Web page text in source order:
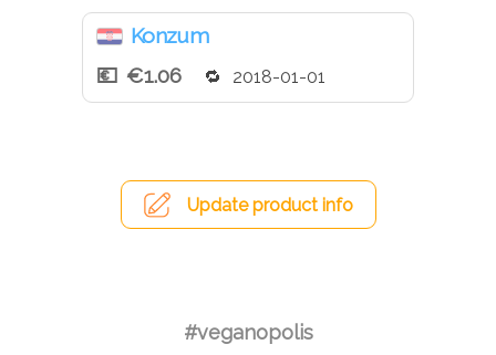
Konzum
€1.06
2018-01-01
Update product info
#veganopolis